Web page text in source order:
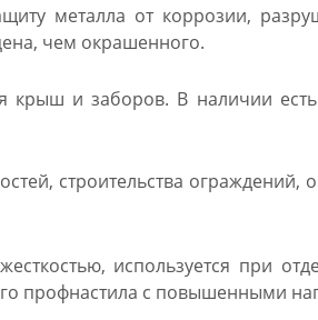
металла от коррозии,
чем окрашенного.
и заборов. В наличии
строительства ограждений,
используется при
профнастила с повышенными